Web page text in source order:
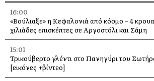
16:00
«Βούλιαξε» η Κεφαλονιά από κόσμο – 4
χιλιάδες επισκέπτες σε Αργοστόλι και Σάμη
15:01
Τρικούβερτο γλέντι στο Πανηγύρι του
[εικόνες +βίντεο]